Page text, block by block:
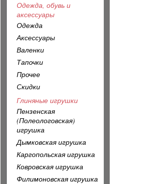
Одежда, обувь и
аксессуары
Одежда
Аксессуары
Валенки
Тапочки
Прочее
Скидки
Глиняные игрушки
Пензенская
(Полеологовская)
игрушка
Дымковская игрушка
Каргопольская игрушка
Ковровская игрушка
Филимоновская игрушка